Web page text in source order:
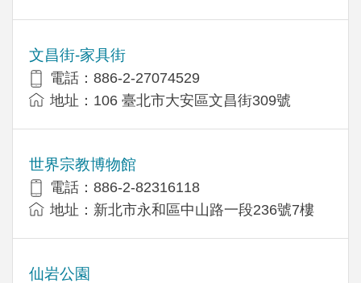
文昌街-家具街
電話：886-2-27074529
地址：106 臺北市大安區文昌街309號
世界宗教博物館
電話：886-2-82316118
地址：新北市永和區中山路一段236號7樓
仙岩公園